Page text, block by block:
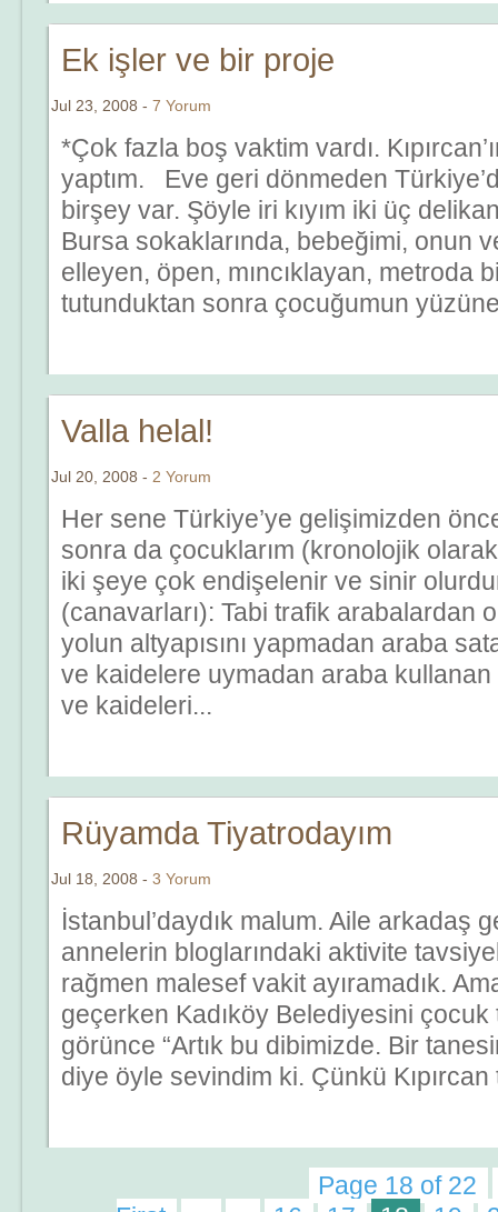
Ek işler ve bir proje
Jul 23, 2008 - 7 Yorum
*Çok fazla boş vaktim vardı.
yaptım. Eve geri dönmeden
birşey var. Şöyle iri kıyım iki üç
Bursa sokaklarında, bebeğimi, onun
elleyen, öpen, mıncıklayan, metroda
tutunduktan sonra çocuğumun
Valla helal!
Jul 20, 2008 - 2 Yorum
Her sene Türkiye’ye gelişimizden
sonra da çocuklarım (kronolojik
iki şeye çok endişelenir ve sinir
(canavarları): Tabi trafik arabalardan
yolun altyapısını yapmadan araba
ve kaidelere uymadan araba
ve kaideleri...
Rüyamda Tiyatrodayım
Jul 18, 2008 - 3 Yorum
İstanbul’daydık malum. Aile arkadaş
annelerin bloglarındaki aktivite
rağmen malesef vakit ayıramadık.
geçerken Kadıköy Belediyesini çocuk
görünce “Artık bu dibimizde. Bir
diye öyle sevindim ki. Çünkü
Page 18 of 22